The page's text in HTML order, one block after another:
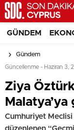
GÜNDEM
Gündem
Güncellenme - Haziran 3,
Ziya
Cumhuriyet Meclisi